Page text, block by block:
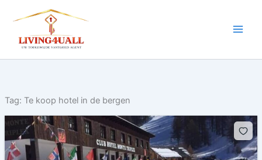
naar
inhoud
Tag: Te koop hotel in de bergen